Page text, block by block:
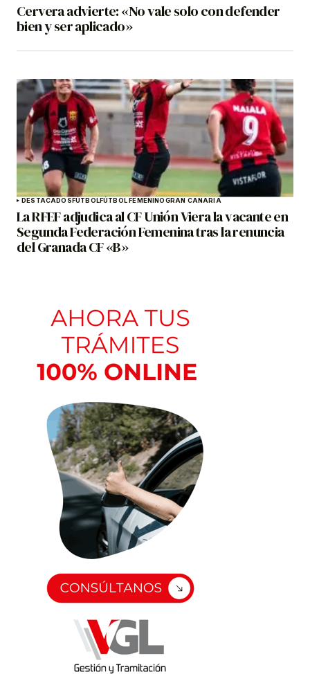
Cervera advierte: «No vale solo con defender
bien y ser aplicado»
DESTACADOSFÚTBOLFÚTBOL FEMENINOGRAN CANARIA
La RFEF adjudica al CF Unión Viera la vacante en
Segunda Federación Femenina tras la renuncia
del Granada CF «B»